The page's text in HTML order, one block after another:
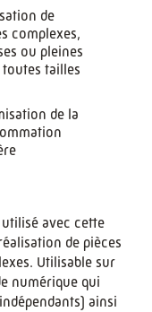
de
complexes,
ou pleines
toutes tailles
de la
utilisé avec cette
de pièces
Utilisable sur
numérique qui
ainsi